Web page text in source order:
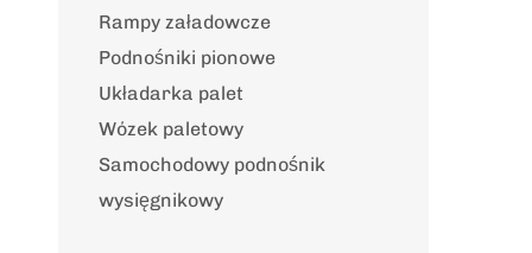
Rampy załadowcze
Podnośniki pionowe
Układarka palet
Wózek paletowy
Samochodowy podnośnik
wysięgnikowy